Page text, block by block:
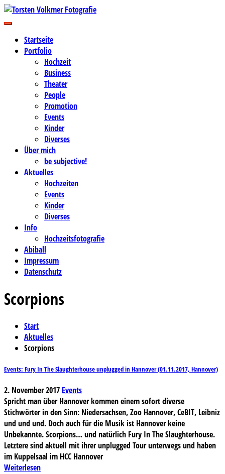
Zum
Inhalt
Torsten Volkmer Fotografie
Business-, Portrait- und Hochzeitsfotografie
Startseite
Portfolio
Hochzeit
Business
Theater
People
Promotion
Events
Kinder
Diverses
Über mich
be subjective!
Aktuelles
Hochzeiten
Events
Kinder
Diverses
Info
Hochzeitsfotografie
Abiball
Impressum
Datenschutz
Scorpions
Start
Aktuelles
Scorpions
Events: Fury In The Slaughterhouse unplugged in Hannover (01.11.2017, Hannover)
2. November 2017 Events
Spricht man über Hannover kommen einem sofort diverse
Stichwörter in den Sinn: Niedersachsen, Zoo Hannover, CeBIT, Leibniz
und und und. Doch auch für die Musik ist Hannover keine
Unbekannte. Scorpions… und natürlich Fury In The Slaughterhouse.
Letztere sind aktuell mit ihrer unplugged Tour unterwegs und haben
im Kuppelsaal im HCC Hannover
Weiterlesen